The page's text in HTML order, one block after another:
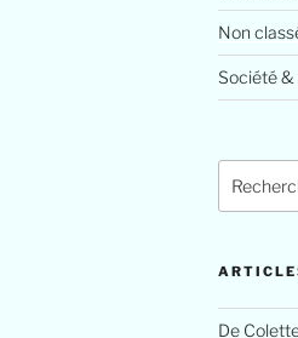
Non
Société
pour
De